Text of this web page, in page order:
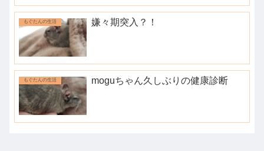
もぐたんの生活 嫌々期突入？！
もぐたんの生活 moguちゃん久しぶりの健康診断